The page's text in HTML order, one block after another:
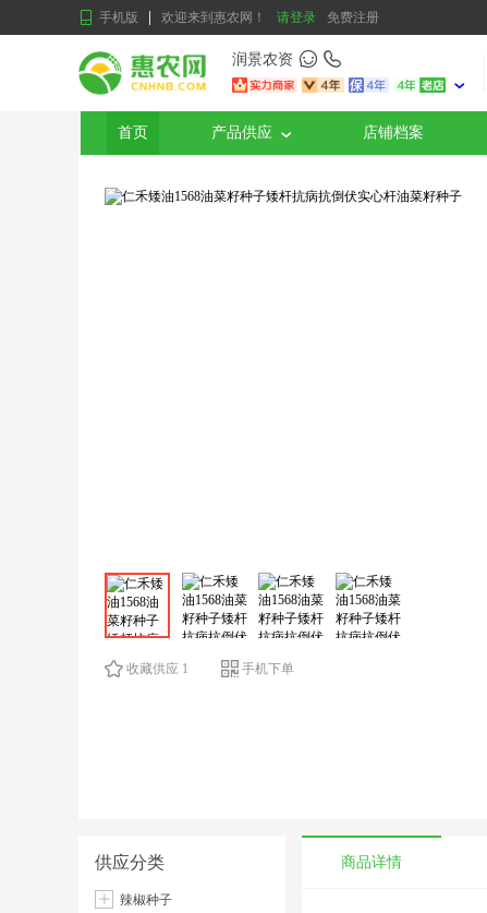
手机版 欢迎来到惠农网！ 请登录 免费注册
润景农资
首页 产品供应 店铺档案
收藏供应 1 手机下单
供应分类
辣椒种子
商品详情